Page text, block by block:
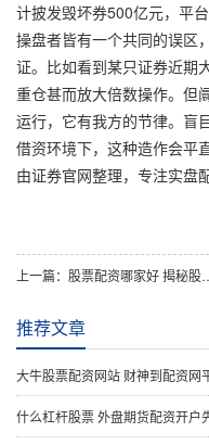
计披发毁坏券500亿元，平
操盘者皆有一个共同的误区
证。比如看到某只证券近期
重仓甚而放大倍数操作。但
运行，它有我方的节律。盲
借资环境下，这种造作会平
由证券官网整理，专注实盘
上一篇： 股票配资哪家好
推荐文章
大牛股票配资网站 财神到配资网
什么杠杆股票 外盘期货配资开户